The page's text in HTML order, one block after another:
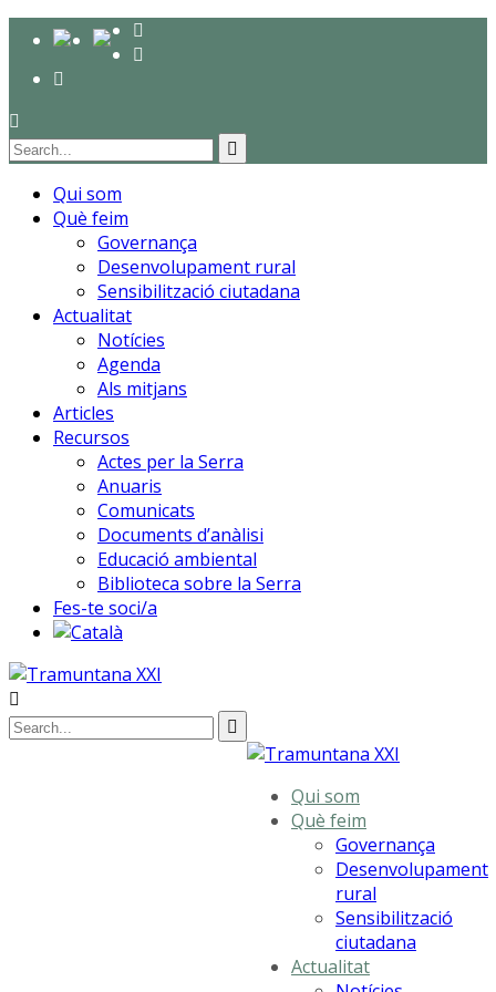
Qui som
Què feim
Governança
Desenvolupament rural
Sensibilització ciutadana
Actualitat
Notícies
Agenda
Als mitjans
Articles
Recursos
Actes per la Serra
Anuaris
Comunicats
Documents d’anàlisi
Educació ambiental
Biblioteca sobre la Serra
Fes-te soci/a
Qui som
Què feim
Governança
Desenvolupament
rural
Sensibilització
ciutadana
Actualitat